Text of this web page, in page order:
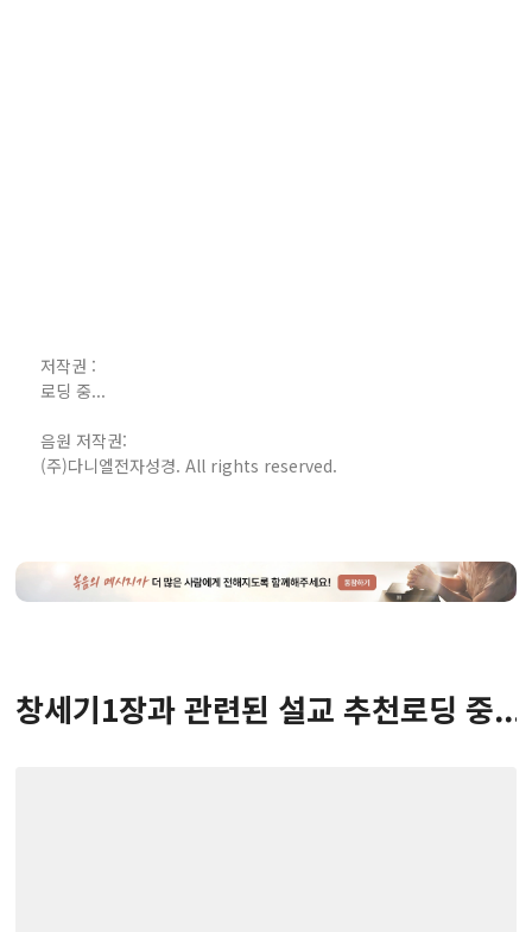
저작권 :
로딩 중...
음원 저작권:
(주)다니엘전자성경. All rights reserved.
창세기1장과 관련된 설교 추천로딩 중...